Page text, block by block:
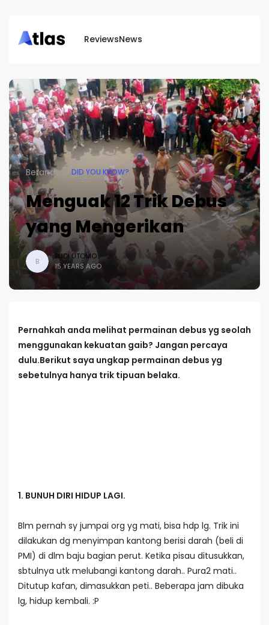
ReviewsNews
Beranda DID YOU KNOW?
Menguak 12 Trik Debus
yang Mengerikan
B
BUDI UTOMO
15 YEARS AGO
Pernahkah anda melihat permainan debus yg seolah
menggunakan kekuatan gaib? Jangan percaya
dulu.Berikut saya ungkap permainan debus yg
sebetulnya hanya trik tipuan belaka.
1. BUNUH DIRI HIDUP LAGI.
Blm pernah sy jumpai org yg mati, bisa hdp lg. Trik ini
dilakukan dg menyimpan kantong berisi darah (beli di
PMI) di dlm baju bagian perut. Ketika pisau ditusukkan,
sbtulnya utk melubangi kantong darah.. Pura2 mati..
Ditutup kafan, dimasukkan peti.. Beberapa jam dibuka
lg, hidup kembali. :P